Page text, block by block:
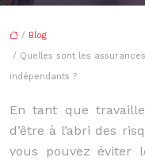
/ Blog
/ Quelles sont les
indépendants ?
En tant que
d’être à l’abri des
vous pouvez éviter